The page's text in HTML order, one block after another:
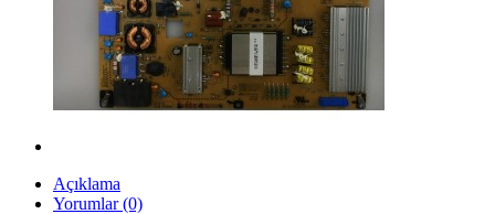
Açıklama
Yorumlar (0)